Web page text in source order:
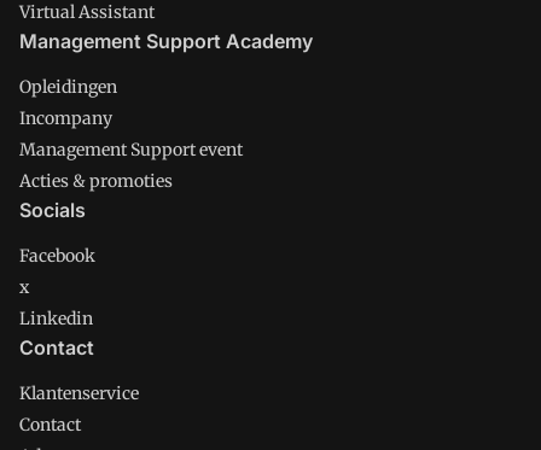
Virtual Assistant
Management Support Academy
Opleidingen
Incompany
Management Support event
Acties & promoties
Socials
Facebook
x
Linkedin
Contact
Klantenservice
Contact